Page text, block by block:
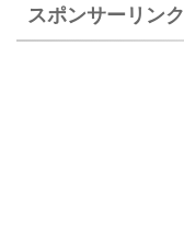
スポンサーリンク